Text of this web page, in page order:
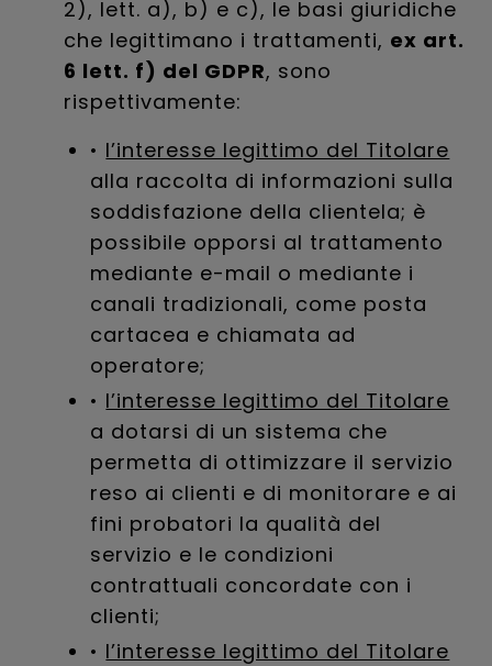
2), lett. a), b) e c), le basi giuridiche
che legittimano i trattamenti, ex art.
6 lett. f) del GDPR, sono
rispettivamente:
• l’interesse legittimo del Titolare
alla raccolta di informazioni sulla
soddisfazione della clientela; è
possibile opporsi al trattamento
mediante e-mail o mediante i
canali tradizionali, come posta
cartacea e chiamata ad
operatore;
• l’interesse legittimo del Titolare
a dotarsi di un sistema che
permetta di ottimizzare il servizio
reso ai clienti e di monitorare e ai
fini probatori la qualità del
servizio e le condizioni
contrattuali concordate con i
clienti;
• l’interesse legittimo del Titolare